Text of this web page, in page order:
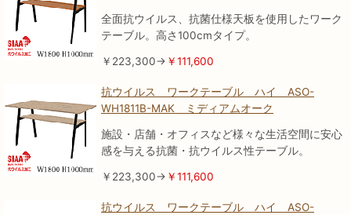
全面抗ウイルス、抗菌仕様天板を使用したワーク
テーブル。高さ100cmタイプ。
￥223,300→ ￥111,600
抗ウイルス ワークテーブル ハイ ASO-
WH1811B-MAK ミディアムオーク
施設・店舗・オフィスなど様々な生活空間に安心
感を与える抗菌・抗ウイルス性テーブル。
￥223,300→ ￥111,600
抗ウイルス ワークテーブル ハイ ASO-